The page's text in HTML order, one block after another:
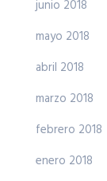
junio 2018
mayo 2018
abril 2018
marzo 2018
febrero 2018
enero 2018